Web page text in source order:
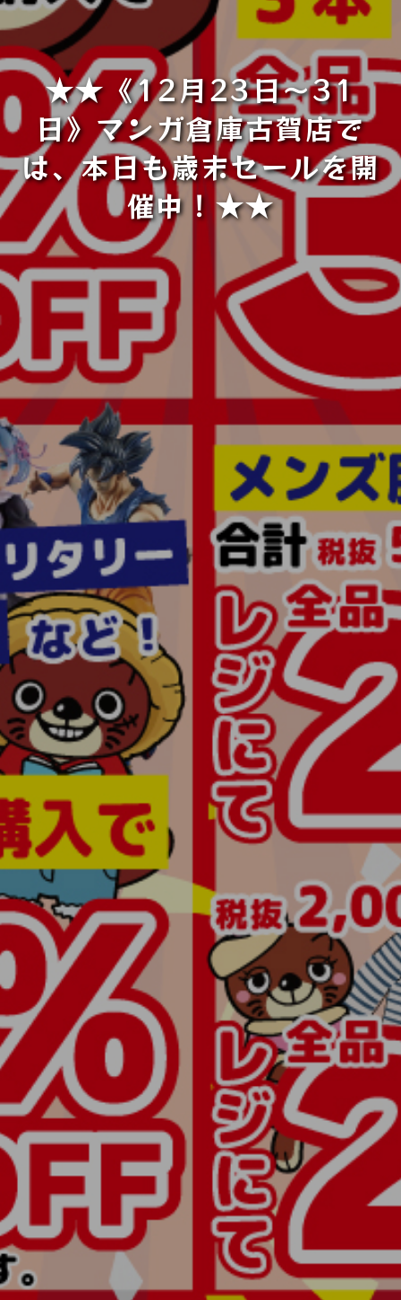
★★《12月23日～31
日》マンガ倉庫古賀店で
は、本日も歳末セールを開
催中！★★